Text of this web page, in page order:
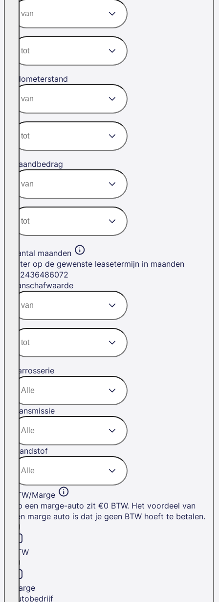
Kilometerstand
Maandbedrag
Aantal maanden
Filter op de gewenste leasetermijn in maanden
2436486072
Aanschafwaarde
Carrosserie
Transmissie
Brandstof
BTW/Marge
Op een marge-auto zit €0 BTW. Het voordeel van
een marge auto is dat je geen BTW hoeft te betalen.
BTW
Marge
Autobedrijf